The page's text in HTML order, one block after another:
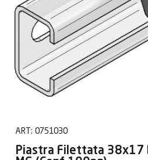
ART: 0751030
Piastra Filettata 38x17